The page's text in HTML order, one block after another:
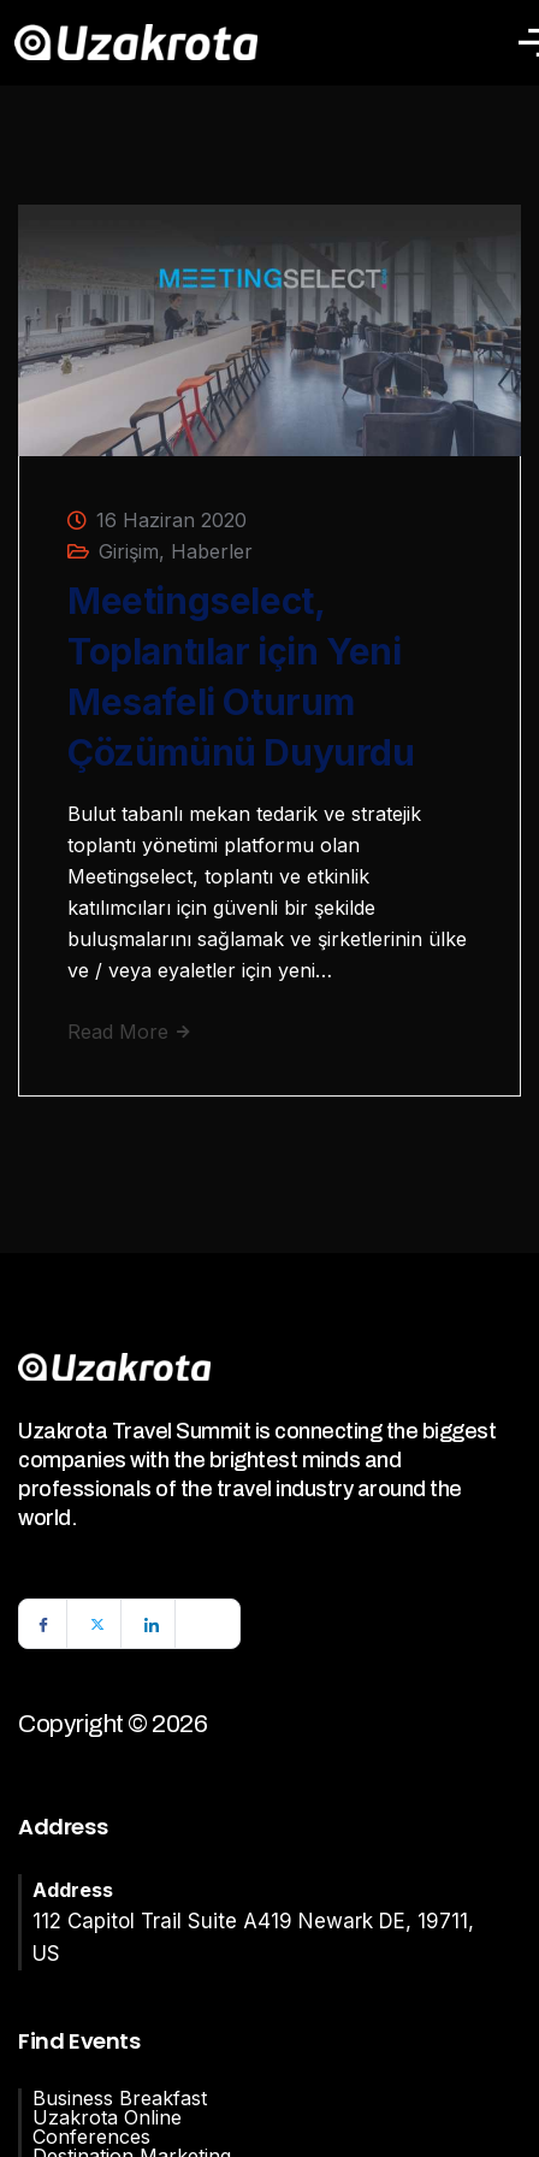
16 Haziran 2020
Girişim, Haberler
Meetingselect,
Toplantılar için Yeni
Mesafeli Oturum
Çözümünü Duyurdu
Bulut tabanlı mekan tedarik ve stratejik
toplantı yönetimi platformu olan
Meetingselect, toplantı ve etkinlik
katılımcıları için güvenli bir şekilde
buluşmalarını sağlamak ve şirketlerinin ülke
ve / veya eyaletler için yeni…
Read More
Uzakrota Travel Summit is connecting the biggest
companies with the brightest minds and
professionals of the travel industry around the
world.
Copyright © 2026
Address
Address
112 Capitol Trail Suite A419 Newark DE, 19711,
US
Find Events
Business Breakfast
Uzakrota Online
Conferences